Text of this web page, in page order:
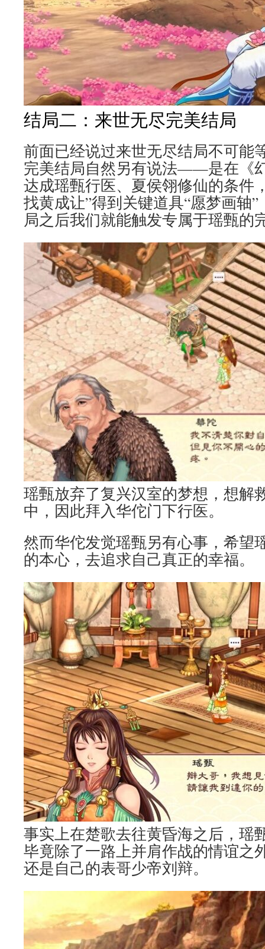
结局二：来世无尽完美结局
前面已经说过来世无尽结局不可能
完美结局自然另有说法——是在《
达成瑶甄行医、夏侯翎修仙的条件
找黄成让”得到关键道具“愿梦画轴
局之后我们就能触发专属于瑶甄的
瑶甄放弃了复兴汉室的梦想，想解
中，因此拜入华佗门下行医。
然而华佗发觉瑶甄另有心事，希望
的本心，去追求自己真正的幸福。
事实上在楚歌去往黄昏海之后，瑶
毕竟除了一路上并肩作战的情谊之
还是自己的表哥少帝刘辩。